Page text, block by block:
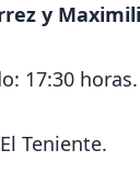
y
17:30 horas.
Teniente.